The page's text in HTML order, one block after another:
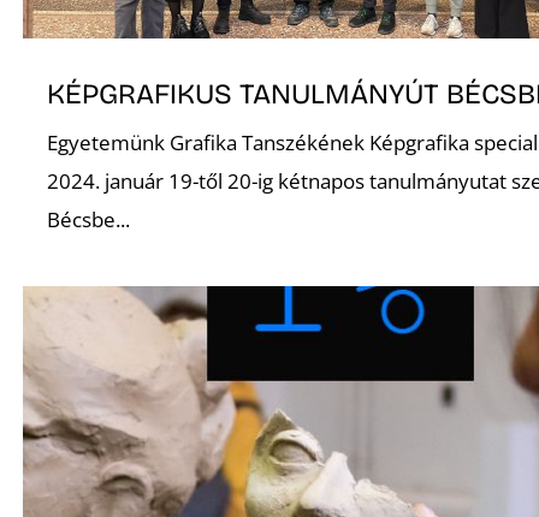
KÉPGRAFIKUS TANULMÁNYÚT
Egyetemünk Grafika Tanszékének Képgrafika
2024. január 19-től 20-ig kétnapos tanulmányutat
Bécsbe...